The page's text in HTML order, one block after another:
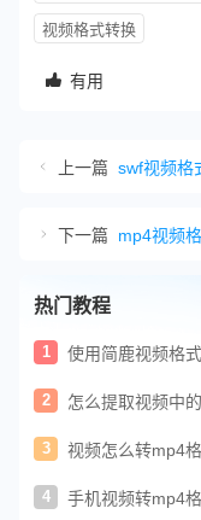
视频格式转换
有用
上一篇 swf视频格
下一篇 mp4视频
热门教程
1 使用简鹿视频格
2
怎么提取视频中
3 视频怎么转mp4
4 手机视频转mp4